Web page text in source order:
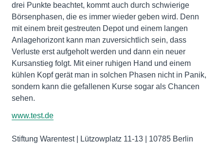
drei Punkte beachtet, kommt auch durch schwierige
Börsenphasen, die es immer wieder geben wird. Denn
mit einem breit gestreuten Depot und einem langen
Anlagehorizont kann man zuversichtlich sein, dass
Verluste erst aufgeholt werden und dann ein neuer
Kursanstieg folgt. Mit einer ruhigen Hand und einem
kühlen Kopf gerät man in solchen Phasen nicht in Panik,
sondern kann die gefallenen Kurse sogar als Chancen
sehen.
www.test.de
Stiftung Warentest | Lützowplatz 11-13 | 10785 Berlin